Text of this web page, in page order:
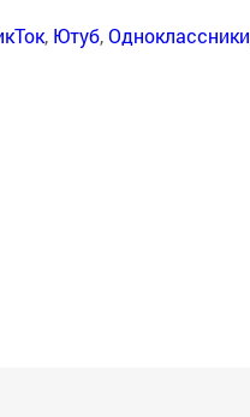
, Ютуб,Одноклассники